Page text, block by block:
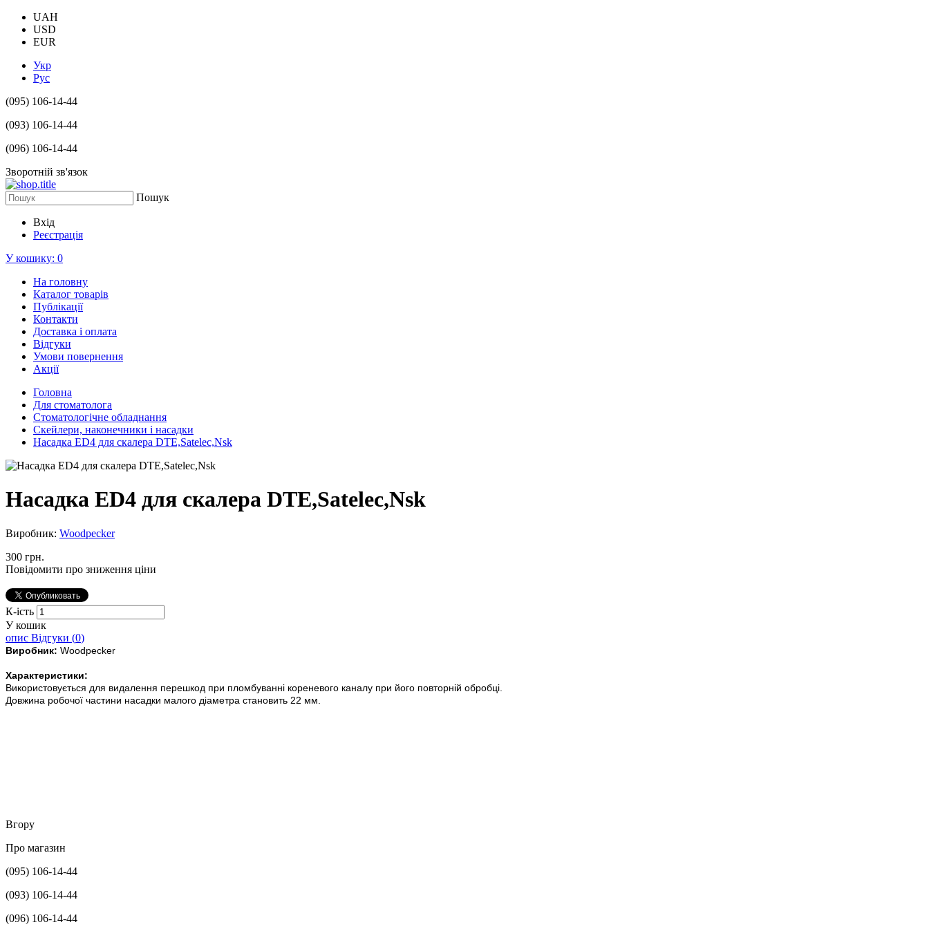
UAH
USD
EUR
Укр
Рус
(095) 106-14-44
(093) 106-14-44
(096) 106-14-44
Зворотній зв'язок
Пошук
Вхід
Реєстрація
У кошику: 0
На головну
Каталог товарів
Публікації
Контакти
Доставка і оплата
Відгуки
Умови повернення
Акції
Головна
Для стоматолога
Стоматологічне обладнання
Скейлери, наконечники і насадки
Насадка ED4 для скалера DTE,Satelec,Nsk
Насадка ED4 для скалера DTE,Satelec,Nsk
Виробник: Woodpecker
300 грн.
Повідомити про зниження ціни
К-ість
У кошик
опис Відгуки (0)
Виробник: Woodpecker
Характеристики:
Використовується для видалення перешкод при пломбуванні кореневого каналу при його повторній обробці.
Довжина робочої частини насадки малого діаметра становить 22 мм.
Вгору
Про магазин
(095) 106-14-44
(093) 106-14-44
(096) 106-14-44